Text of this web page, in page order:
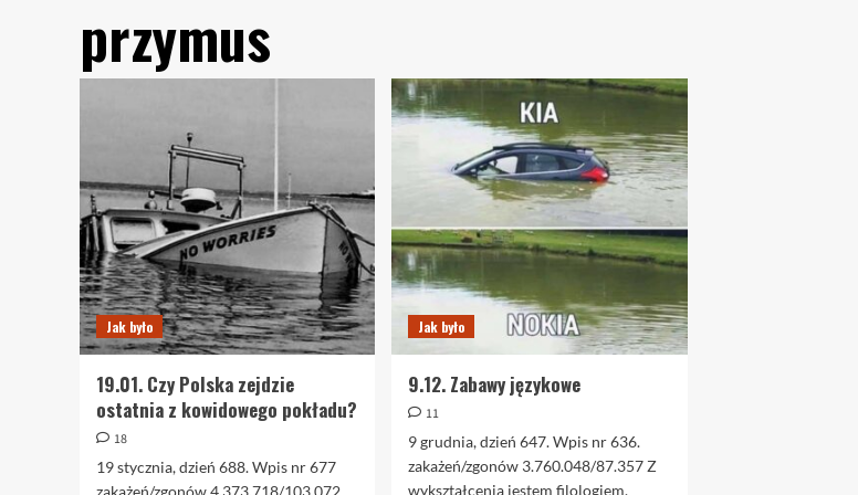
przymus
Jak było
19.01. Czy Polska zejdzie
ostatnia z kowidowego pokładu?
18
19 stycznia, dzień 688. Wpis nr 677
Jak było
9.12. Zabawy językowe
11
9 grudnia, dzień 647. Wpis nr 636.
zakażeń/zgonów 3.760.048/87.357 Z
wykształcenia jestem filologiem.